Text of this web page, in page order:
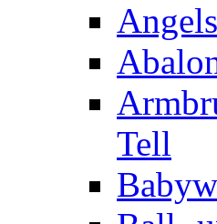
Tell